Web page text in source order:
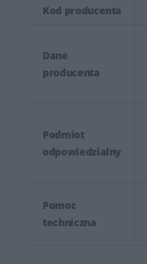
Kod producenta
Dane
producenta
Podmiot
odpowiedzialny
Pomoc
techniczna